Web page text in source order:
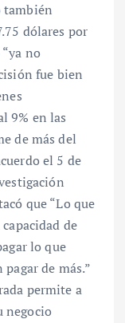
también
dólares por
no
fue bien
9% en las
de más del
el 5 de
que “Lo que
de
lo que
de más.”
permite a
negocio